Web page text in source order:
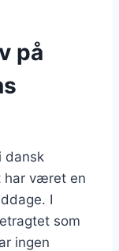
på
dansk
har været en
I
som
ingen